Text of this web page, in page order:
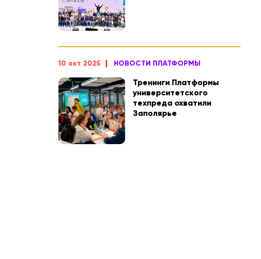
10 окт 2025 НОВОСТИ ПЛАТФОРМЫ
Тренинги Платформы
университетского
техпреда охватили
Заполярье